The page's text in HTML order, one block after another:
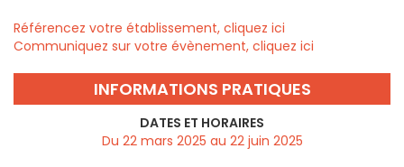
Référencez votre établissement, cliquez ici
Communiquez sur votre évènement, cliquez ici
INFORMATIONS PRATIQUES
DATES ET HORAIRES
Du 22 mars 2025 au 22 juin 2025